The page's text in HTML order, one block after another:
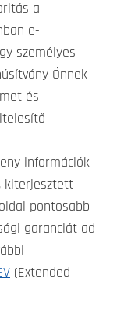
a
e-
személyes
Önnek
és
információk
kiterjesztett
pontosabb
garanciát ad
(Extended